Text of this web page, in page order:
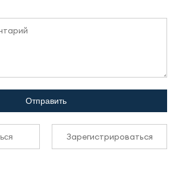
Отправить
Зарегистрироваться